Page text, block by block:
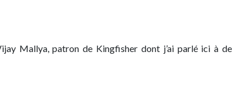
Mallya, patron de Kingfisher dont j’ai parlé ici à de